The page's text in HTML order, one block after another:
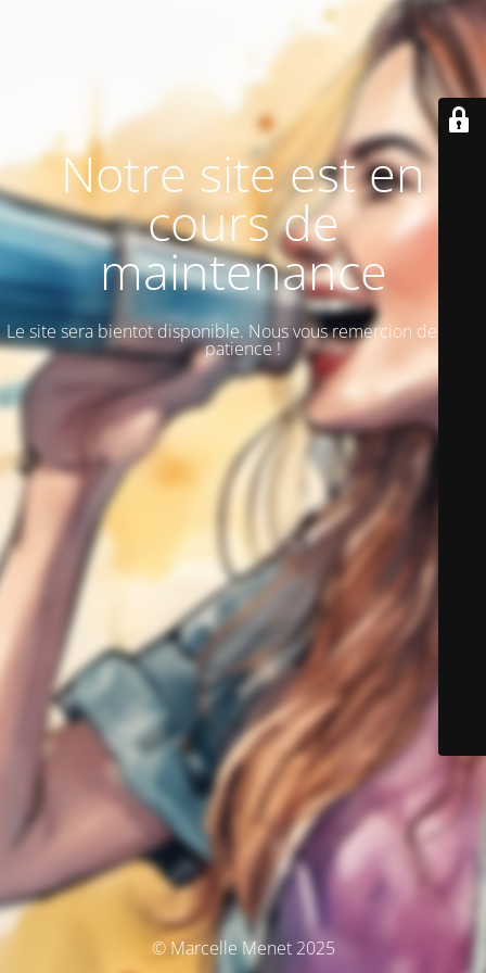
Notre site est en
cours de
maintenance
Le site sera bientot disponible. Nous vous remercion de votre
patience !
© Marcelle Menet 2025